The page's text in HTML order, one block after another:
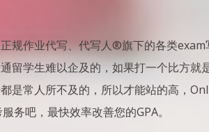
规作业代写、代写人®旗下的各类
留学生难以企及的，如果打一个比方就
是常人所不及的，所以才能站的高，
务吧，最快效率改善您的GPA。